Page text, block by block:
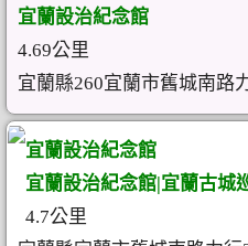
宜蘭設治紀念館
4.69公里
宜蘭縣260宜蘭市舊城南路
宜蘭設治紀念館
宜蘭設治紀念館|宜蘭古城
4.7公里